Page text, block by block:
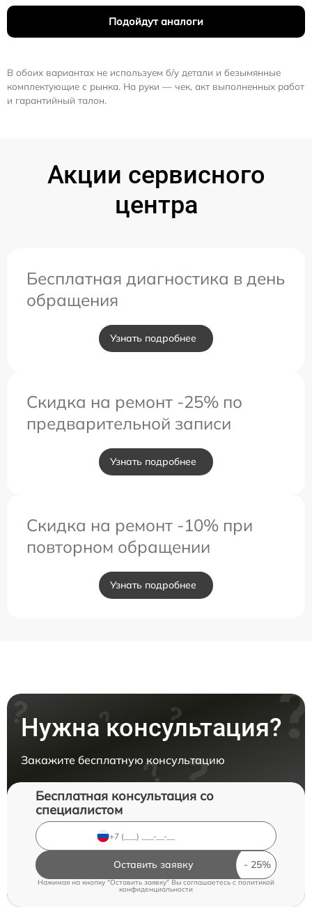
Подойдут аналоги
В обоих вариантах не используем б/у детали и безымянные
комплектующие с рынка. На руки — чек, акт выполненных работ
и гарантийный талон.
Акции сервисного
центра
Бесплатная диагностика в день
обращения
Узнать подробнее
Скидка на ремонт -25% по
предварительной записи
Узнать подробнее
Скидка на ремонт -10% при
повторном обращении
Узнать подробнее
Нужна консультация?
Закажите бесплатную консультацию
Бесплатная консультация со
специалистом
Оставить заявку
Нажимая на кнопку "Оставить заявку" Вы соглашаетесь c политикой
конфиденциальности